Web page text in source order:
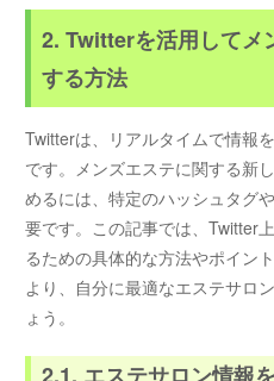
2. Twitterを活用してメ
する方法
Twitterは、リアルタイムで情報
です。メンズエステに関する新
めるには、特定のハッシュタグ
要です。この記事では、Twitter
るための具体的な方法やポイン
より、自分に最適なエステサロ
ょう。